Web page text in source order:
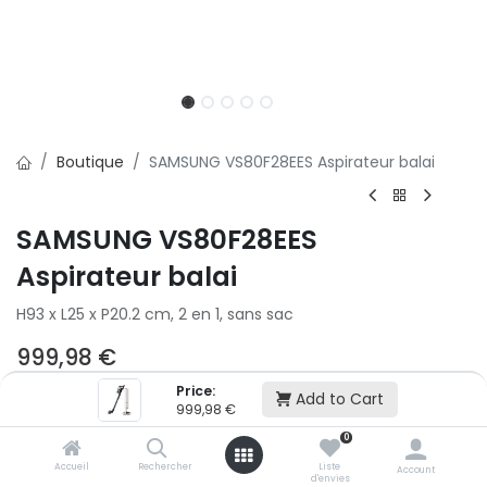
Price:
999,98 € Add to Cart
Accueil Rechercher
0
Liste
d'envies
Account
Boutique SAMSUNG VS80F28EES Aspirateur balai
SAMSUNG VS80F28EES
Aspirateur balai
H93 x L25 x P20.2 cm, 2 en 1, sans sac
999,98 €
Ajouter au panier